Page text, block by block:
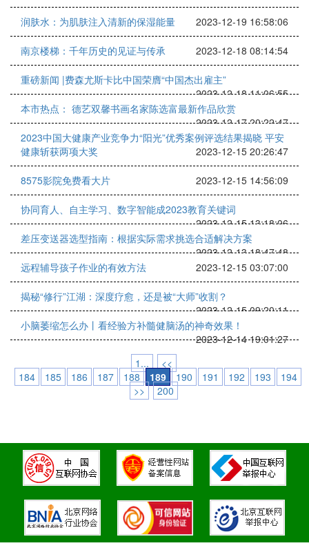
润肤水：为肌肤注入清新的保湿能量 2023-12-19 16:58:06
南京楼梯：千年历史的见证与传承 2023-12-18 08:14:54
重磅新闻 |费森尤斯卡比中国荣膺“中国杰出雇主”
2023-12-18 11:06:55
本市热点： 德艺双馨书画名家陈选富最新作品欣赏
2023-12-17 20:22:47
2023中国大健康产业竞争力“阳光”优秀案例评选结果揭晓 平安
健康斩获两项大奖
2023-12-15 20:26:47
8575影院免费看大片 2023-12-15 14:56:09
协同育人、自主学习、数字智能成2023教育关键词
2023-12-15 13:18:06
差压变送器选型指南：根据实际需求挑选合适解决方案
2023-12-13 18:47:48
远程辅导孩子作业的有效方法
2023-12-15 03:07:00
揭秘“修行”江湖：深度疗愈，还是被“大师”收割？
2023-12-15 09:20:11
小脑萎缩怎么办丨看经验方补髓健脑汤的神奇效果！
2023-12-14 19:01:27
1...
<<
184
185 186 187 188 189 190 191 192 193
194
>>
200